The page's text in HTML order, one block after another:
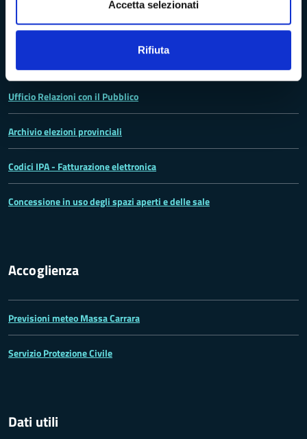
Accetta selezionati
Rifiuta
Ufficio Relazioni con il Pubblico
Archivio elezioni provinciali
Codici IPA - Fatturazione elettronica
Concessione in uso degli spazi aperti e delle sale
Accoglienza
Previsioni meteo Massa Carrara
Servizio Protezione Civile
Dati utili